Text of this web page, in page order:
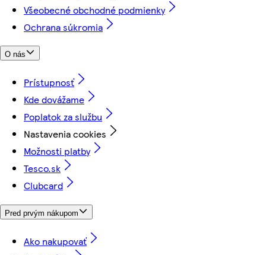
Všeobecné obchodné podmienky
Ochrana súkromia
O nás
Prístupnosť
Kde dovážame
Poplatok za službu
Nastavenia cookies
Možnosti platby
Tesco.sk
Clubcard
Pred prvým nákupom
Ako nakupovať